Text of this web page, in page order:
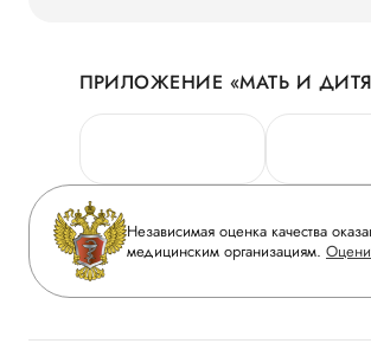
Новости
Руководство
Сотрудничество
Инвесторам
Журнал «Мать и дитя»
Вакансии
Медицинский туризм
Личный кабинет
Персональные данные
Горячая линия качества
Вопрос-ответ
Приложение пациента
Статьи
ПРИЛОЖЕНИЕ «МАТЬ И
Независимая оценка качества
медицинским организациям.